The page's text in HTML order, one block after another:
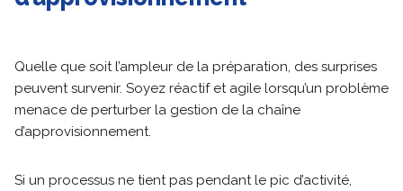
Quelle que soit l’ampleur de la préparation, des surprises
peuvent survenir. Soyez réactif et agile lorsqu’un problème
menace de perturber la gestion de la chaîne
d’approvisionnement.
Si un processus ne tient pas pendant le pic d’activité,